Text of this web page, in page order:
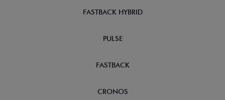
FASTBACK HYBRID
PULSE
FASTBACK
CRONOS